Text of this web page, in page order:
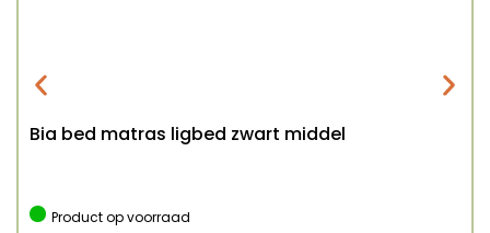
Bia bed matras ligbed zwart middel
Product op voorraad